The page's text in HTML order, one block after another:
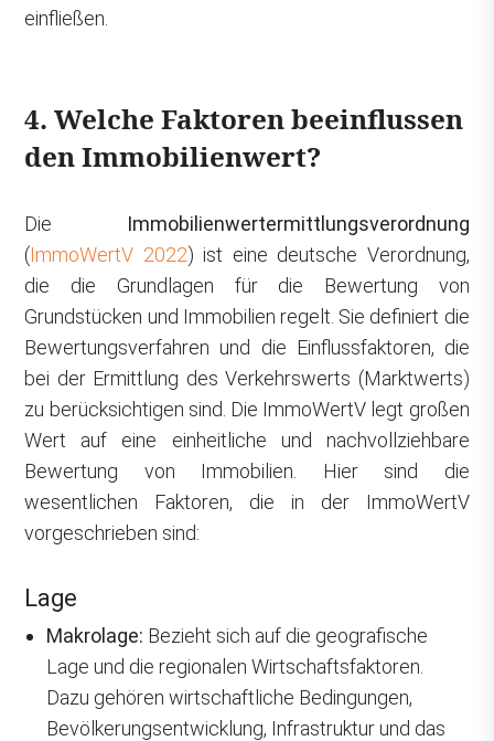
einfließen.
4. Welche Faktoren beeinflussen
den Immobilienwert?
Die
Immobilienwertermittlungsverordnung
(ImmoWertV 2022) ist eine deutsche Verordnung,
die die Grundlagen für die Bewertung von
Grundstücken und Immobilien regelt. Sie definiert die
Bewertungsverfahren und die Einflussfaktoren, die
bei der Ermittlung des Verkehrswerts (Marktwerts)
zu berücksichtigen sind. Die ImmoWertV legt großen
Wert auf eine einheitliche und nachvollziehbare
Bewertung von Immobilien. Hier sind die
wesentlichen Faktoren, die in der ImmoWertV
vorgeschrieben sind:
Lage
Makrolage: Bezieht sich auf die geografische
Lage und die regionalen Wirtschaftsfaktoren.
Dazu gehören wirtschaftliche Bedingungen,
Bevölkerungsentwicklung, Infrastruktur und das